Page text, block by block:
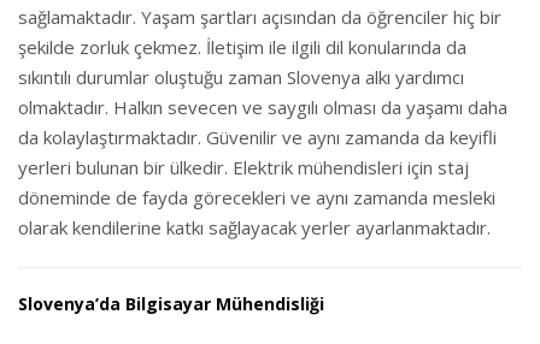
sağlamaktadır. Yaşam şartları açısından da öğrenciler hiç bir
şekilde zorluk çekmez. İletişim ile ilgili dil konularında da
sıkıntılı durumlar oluştuğu zaman Slovenya alkı yardımcı
olmaktadır. Halkın sevecen ve saygılı olması da yaşamı daha
da kolaylaştırmaktadır. Güvenilir ve aynı zamanda da keyifli
yerleri bulunan bir ülkedir. Elektrik mühendisleri için staj
döneminde de fayda görecekleri ve aynı zamanda mesleki
olarak kendilerine katkı sağlayacak yerler ayarlanmaktadır.
Slovenya’da Bilgisayar Mühendisliği